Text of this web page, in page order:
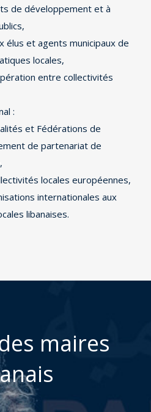
de développement et à
et agents municipaux de
locales,
entre collectivités
:
et Fédérations de
de partenariat de
locales européennes,
internationales aux
libanaises.
maires